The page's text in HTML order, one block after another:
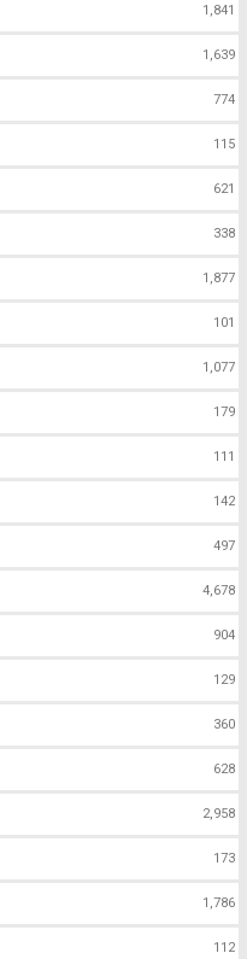
1,841
1,639
774
115
621
338
1,877
101
1,077
179
111
142
497
4,678
904
129
360
628
2,958
173
1,786
112